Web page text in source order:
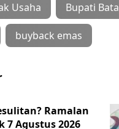
Usaha Bupati
buyback emas
Ramalan
7 Agustus 2026